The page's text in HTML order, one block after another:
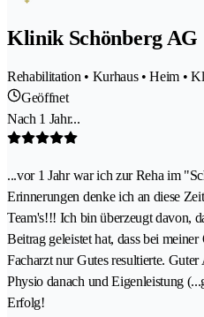
Klinik Schönberg AG
Rehabilitation • Kurhaus • Heim •
Geöffnet
Nach 1 Jahr...
...vor 1 Jahr war ich zur Reha im
Erinnerungen denke ich an diese
Team's!!! Ich bin überzeugt davon,
Beitrag geleistet hat, dass bei
Facharzt nur Gutes resultierte.
Physio danach und Eigenleistung
Erfolg!